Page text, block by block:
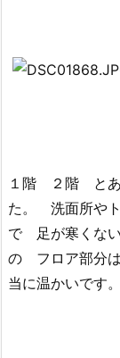
１階 ２階 とあ
た。 洗面所や
で 足が寒くな
の フロア部分
当に温かいです。